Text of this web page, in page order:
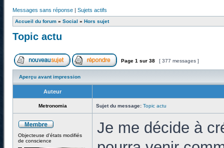
Messages sans réponse | Sujets actifs
Accueil du forum » Social » Hors sujet
Topic actu
Page 1 sur 38 [ 377 messages ]
Aperçu avant impression
Auteur
Metronomia Sujet du message: Topic actu
Objecteuse d'états modifiés
de conscience
Je me décide à